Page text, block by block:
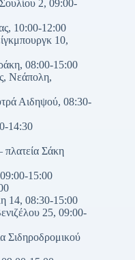
2, 09:00-
10:00-12:00
10,
08:00-15:00
Νεάπολη,
Αιδηψού, 08:30-
14:30
πλατεία Σάκη
15:00
14, 08:30-15:00
25, 09:00-
Σιδηροδρομικού